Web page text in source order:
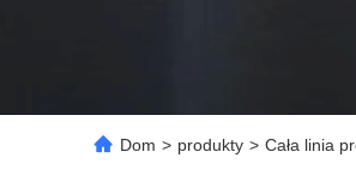
Dom > produkty > Cała linia